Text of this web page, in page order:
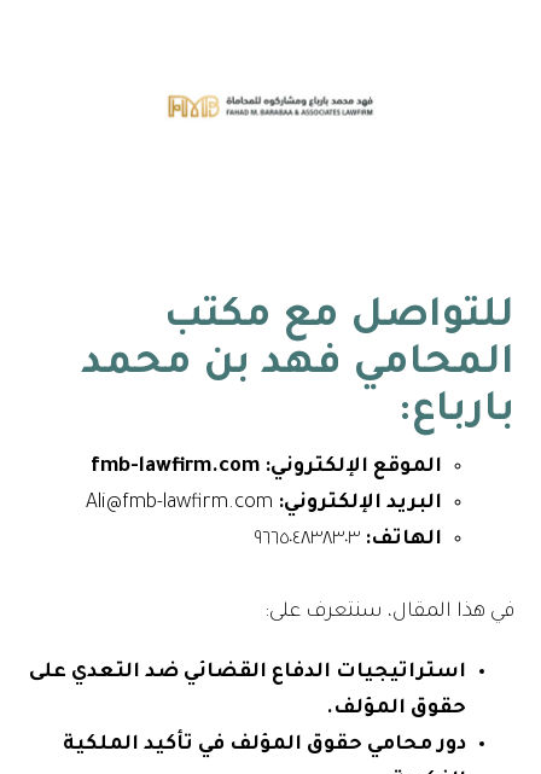
للتواصل مع مكتب
المحامي فهد بن محمد
بارباع:
الموقع الإلكتروني: fmb-lawfirm.com
البريد الإلكتروني: Ali@fmb-lawfirm.com
الهاتف: ٩٦٦٥٠٤٨٣٨٣٠٣
في هذا المقال، سنتعرف على:
استراتيجيات الدفاع القضائي ضد التعدي على
حقوق المؤلف.
دور محامي حقوق المؤلف في تأكيد الملكية